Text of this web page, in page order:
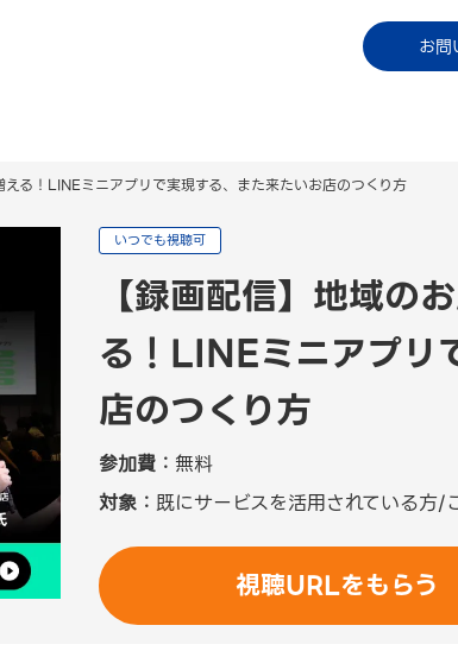
お問
ご利用中
える！LINEミニアプリで実現する、また来たいお店のつくり方
いつでも視聴可
【録画配信】地域の
る！LINEミニアプリ
店のつくり方
参加費： 無料
対象： 既にサービスを活用されている方/
視聴URLをもらう